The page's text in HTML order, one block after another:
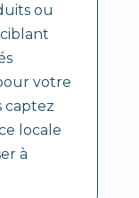
ou
votre
captez
locale
à